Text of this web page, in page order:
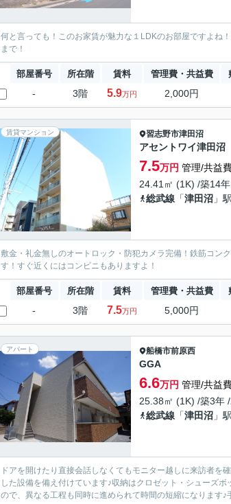
何と言っても！このお家賃が魅力な１LDKのお部屋ですよね
まで！
部屋番号 所在階 賃料 管理費・共益費
- 3階 5.9万円 2,000円
賃貸マンション 習志野市津田沼
アセントワイ津田沼
7.5万円 管理/共益
24.41㎡ (1K) /築14
総武線 「津田沼 」
敷金・礼金無しのオートロック・防犯カメラ完備！鉄筋コン
す！すぐ近くにはコンビニもありますよ！
部屋番号 所在階 賃料 管理費・共益費
- 3階 7.5万円 5,000円
アパート 船橋市前原西
GGA
6.6万円 管理/共益
25.38㎡ (1K) /築3年
総武線 「津田沼 」
ドアを開けたり直接会話しなくてもモニター越しに来訪者を
した設備を備え付けています♪収納はクロゼット・シューズ
ので、異なる工程も同時に進められて時間の短縮になります